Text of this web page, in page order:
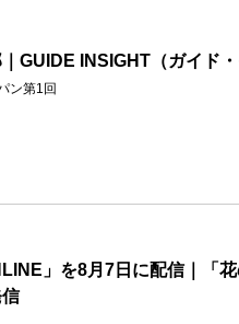
GUIDE INSIGHT（ガイド・
ン第1回
」を8月7日に配信｜「